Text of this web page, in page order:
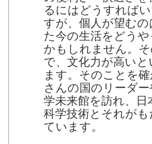
るにはどうすれば
すが、個人が望む
た今の生活をどう
かもしれません。
で、文化力が高い
ます。そのことを
さんの国のリーダ
学未来館を訪れ、
科学技術とそれが
ています。